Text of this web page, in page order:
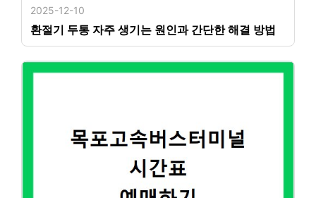
2025-12-10
환절기 두통 자주 생기는 원인과 간단한 해결 방법